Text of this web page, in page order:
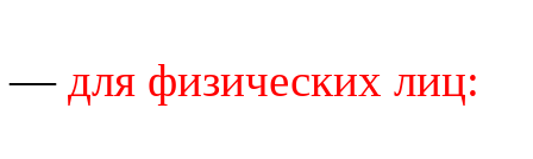
— для физических лиц: